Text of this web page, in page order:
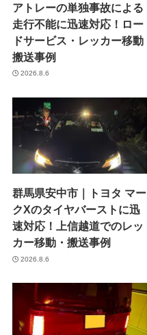
アトレーの単独事故による
走行不能に迅速対応！ロー
ドサービス・レッカー移動
搬送事例
2026.8.6
群馬県安中市｜トヨタ マー
クXのタイヤバーストに迅
速対応！上信越道でのレッ
カー移動・搬送事例
2026.8.6